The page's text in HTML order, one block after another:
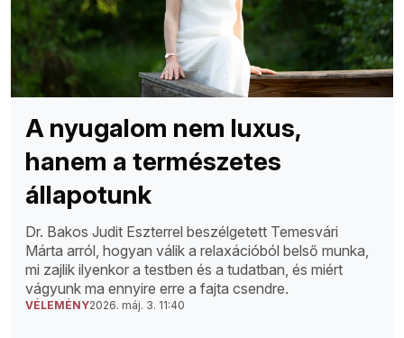
A nyugalom nem luxus,
hanem a természetes
állapotunk
Dr. Bakos Judit Eszterrel beszélgetett Temesvári
Márta arról, hogyan válik a relaxációból belső munka,
mi zajlik ilyenkor a testben és a tudatban, és miért
vágyunk ma ennyire erre a fajta csendre.
VÉLEMÉNY2026. máj. 3. 11:40